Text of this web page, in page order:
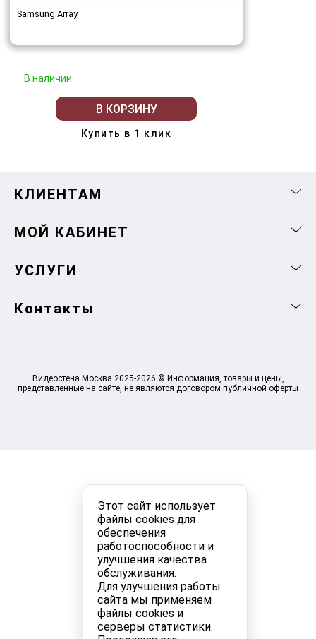
Этот сайт использует
файлы cookies для
обеспечения
работоспособности и
улучшения качества
обслуживания.
Для улучшения работы
сайта мы применяем
файлы cookies и
серверы статистики.
Samsung Array
В наличии
В КОРЗИНУ
Купить в 1 клик
КЛИЕНТАМ
МОЙ КАБИНЕТ
УСЛУГИ
Контакты
Видеостена Москва 2025-2026 © Информация, товары и цены,
представленные на сайте, не являются договором публичной оферты